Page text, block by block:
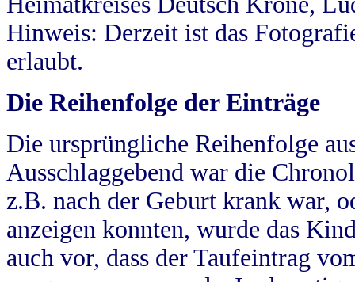
Hinweis: Derzeit ist das
erlaubt.
Die Reihenfolge der Einträge
Die ursprüngliche Reihenfolge
Ausschlaggebend war die
z.B. nach der Geburt krank war,
anzeigen konnten, wurde das
auch vor, dass der Taufeintrag